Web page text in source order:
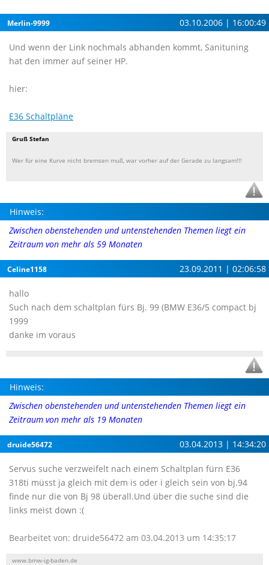
Merlin-9999 03.10.2006 | 16:00:49
Und wenn der Link nochmals abhanden kommt, Sanituning
hat den immer auf seiner HP.
hier:
E36 Schaltpläne
Gruß Stefan
Wer für eine Kurve nicht bremsen muß, war vorher auf der Gerade zu langsam!!!
Hinweis:
Zwischen obenstehenden und untenstehenden Themen liegt ein
Zeitraum von mehr als 59 Monaten
Celine1158 23.09.2011 | 02:06:58
hallo
Such nach dem schaltplan fürs Bj. 99 (BMW E36/5 compact bj
1999
danke im voraus
Hinweis:
Zwischen obenstehenden und untenstehenden Themen liegt ein
Zeitraum von mehr als 19 Monaten
druide56472 03.04.2013 | 14:34:20
Servus suche verzweifelt nach einem Schaltplan fürn E36
318ti müsst ja gleich mit dem is oder i gleich sein von bj.94
finde nur die von Bj 98 überall.Und über die suche sind die
links meist down :(
Bearbeitet von: druide56472 am 03.04.2013 um 14:35:17
www.bmw-ig-baden.de